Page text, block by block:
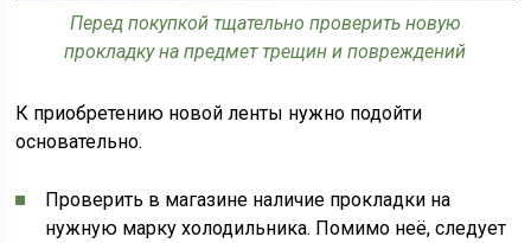
Перед покупкой тщательно проверить новую
прокладку на предмет трещин и повреждений
К приобретению новой ленты нужно подойти
основательно.
Проверить в магазине наличие прокладки на
нужную марку холодильника. Помимо неё, следует